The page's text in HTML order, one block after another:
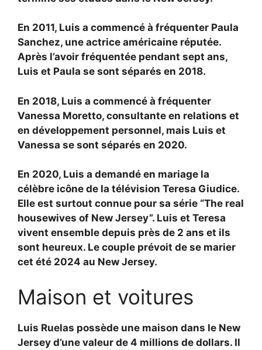
En 2011, Luis a commencé à fréquenter Paula
Sanchez, une actrice américaine réputée.
Après l’avoir fréquentée pendant sept ans,
Luis et Paula se sont séparés en 2018.
En 2018, Luis a commencé à fréquenter
Vanessa Moretto, consultante en relations et
en développement personnel, mais Luis et
Vanessa se sont séparés en 2020.
En 2020, Luis a demandé en mariage la
célèbre icône de la télévision Teresa Giudice.
Elle est surtout connue pour sa série “The real
housewives of New Jersey”. Luis et Teresa
vivent ensemble depuis près de 2 ans et ils
sont heureux. Le couple prévoit de se marier
cet été 2024 au New Jersey.
Maison et voitures
Luis Ruelas possède une maison dans le New
Jersey d’une valeur de 4 millions de dollars. Il